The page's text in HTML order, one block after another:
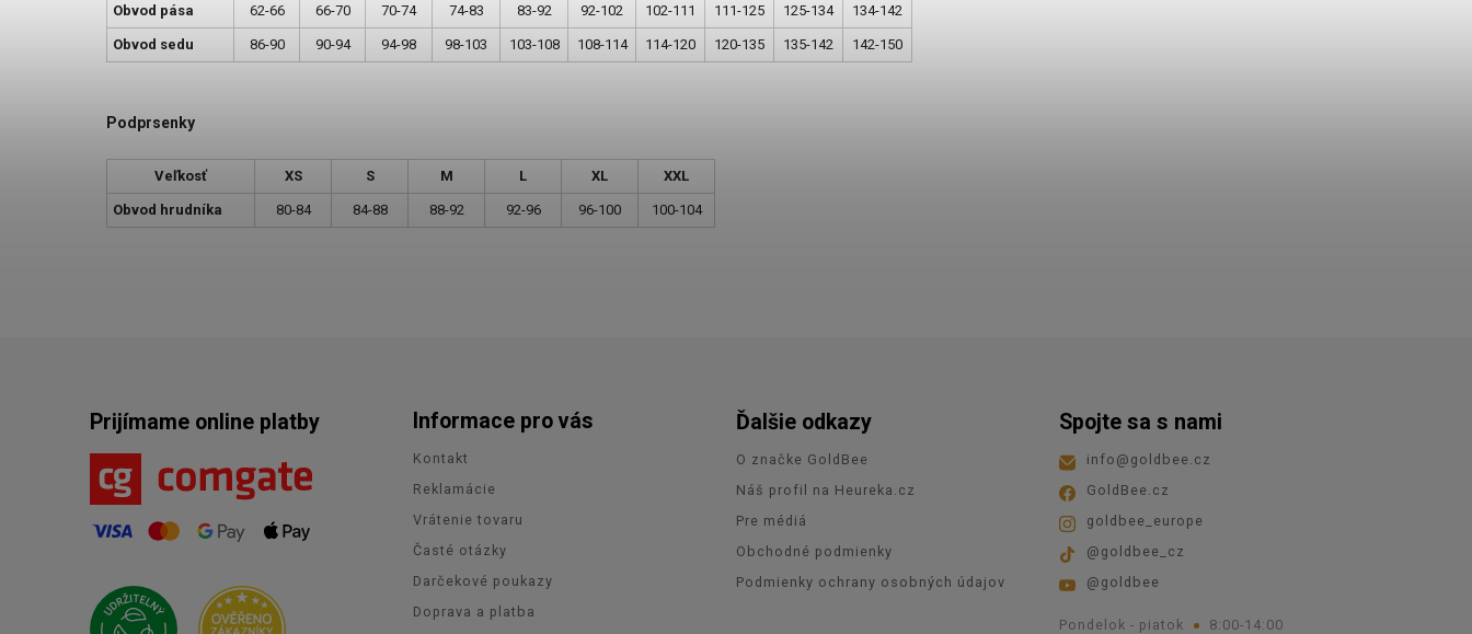
Obvod pása 62-66 66-70 70-74 74-83 83-92 92-102 102-111 111-125 125-134 134-142
Obvod sedu 86-90 90-94 94-98 98-103 103-108 108-114 114-120 120-135 135-142 142-150
Podprsenky
Veľkosť XS S M L XL XXL
Obvod hrudníka 80-84 84-88 88-92 92-96 96-100 100-104
Prijímame online platby Informace pro vás
Kontakt
Reklamácie
Vrátenie tovaru
Časté otázky
Darčekové poukazy
Doprava a platba
Ďalšie odkazy
O značke GoldBee
Náš profil na Heureka.cz
Pre médiá
Obchodné podmienky
Podmienky ochrany osobných údajov
Spojte sa s nami
info @ goldbee.cz
GoldBee.cz
goldbee_europe
@goldbee_cz
@goldbee
Pondelok - piatok 8:00-14:00